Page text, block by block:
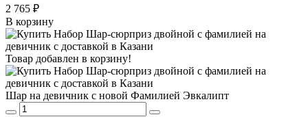
2 765 ₽
В корзину
Товар добавлен в корзину!
Шар на девичник с новой Фамилией Эвкалипт